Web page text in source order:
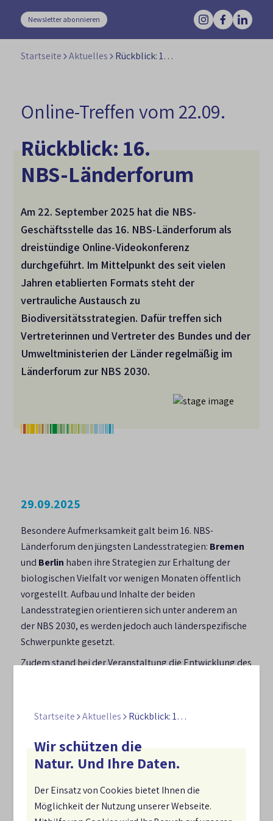
Startseite Aktuelles Rückblick: 16. NBS-Länderforum
Wir schützen die
Natur. Und Ihre Daten.
Der Einsatz von Cookies bietet Ihnen die
Möglichkeit der Nutzung unserer Webseite.
Newsletter abonnieren
Startseite Aktuelles Rückblick: 16. NBS-Länderforum
Online-Treffen vom 22.09.
Rückblick: 16.
NBS-Länderforum
Am 22. September 2025 hat die NBS-
Geschäftsstelle das 16. NBS-Länderforum als
dreistündige Online-Videokonferenz
durchgeführt. Im Mittelpunkt des seit vielen
Jahren etablierten Formats steht der
vertrauliche Austausch zu
Biodiversitätsstrategien. Dafür treffen sich
Vertreterinnen und Vertreter des Bundes und der
Umweltministerien der Länder regelmäßig im
Länderforum zur NBS 2030.
29.09.2025
Besondere Aufmerksamkeit galt beim 16. NBS-
Länderforum den jüngsten Landesstrategien: Bremen
und Berlin haben ihre Strategien zur Erhaltung der
biologischen Vielfalt vor wenigen Monaten öffentlich
vorgestellt. Aufbau und Inhalte der beiden
Landesstrategien orientieren sich unter anderem an
der NBS 2030, es werden jedoch auch länderspezifische
Schwerpunkte gesetzt.
Zudem stand bei der Veranstaltung die Entwicklung des
Ländern in künftige Maßnahmen zur Umsetzung der
Regelmäßiger Austausch
zwischen den Ländern